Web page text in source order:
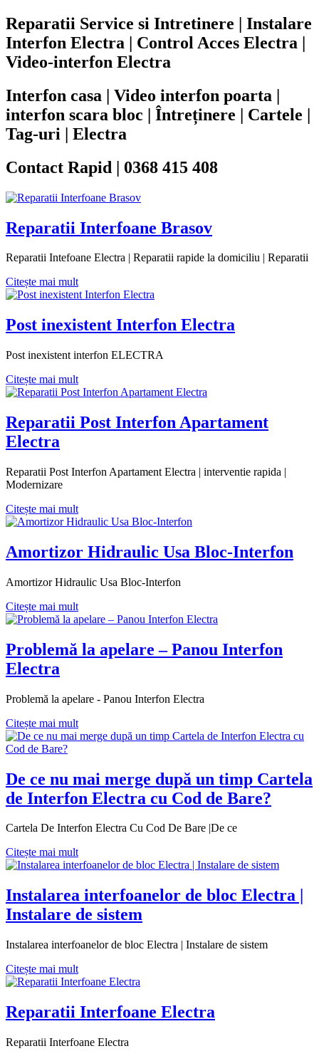
Reparatii Service si Intretinere | Instalare
Interfon Electra | Control Acces Electra |
Video-interfon Electra
Interfon casa | Video interfon poarta |
interfon scara bloc | Întreținere | Cartele |
Tag-uri | Electra
Contact Rapid | 0368 415 408
Reparatii Interfoane Brasov
Reparatii Intefoane Electra | Reparatii rapide la domiciliu | Reparatii
Citește mai mult
Post inexistent Interfon Electra
Post inexistent interfon ELECTRA
Citește mai mult
Reparatii Post Interfon Apartament
Electra
Reparatii Post Interfon Apartament Electra | interventie rapida |
Modernizare
Citește mai mult
Amortizor Hidraulic Usa Bloc-Interfon
Amortizor Hidraulic Usa Bloc-Interfon
Citește mai mult
Problemă la apelare – Panou Interfon
Electra
Problemă la apelare - Panou Interfon Electra
Citește mai mult
De ce nu mai merge după un timp Cartela
de Interfon Electra cu Cod de Bare?
Cartela De Interfon Electra Cu Cod De Bare |De ce
Citește mai mult
Instalarea interfoanelor de bloc Electra |
Instalare de sistem
Instalarea interfoanelor de bloc Electra | Instalare de sistem
Citește mai mult
Reparatii Interfoane Electra
Reparatii Interfoane Electra